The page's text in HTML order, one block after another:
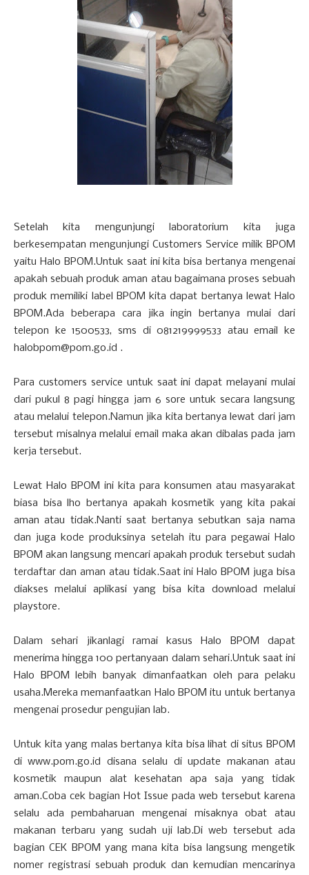
Setelah kita mengunjungi laboratorium kita juga
berkesempatan mengunjungi Customers Service milik BPOM
yaitu Halo BPOM.Untuk saat ini kita bisa bertanya mengenai
apakah sebuah produk aman atau bagaimana proses sebuah
produk memiliki label BPOM kita dapat bertanya lewat Halo
BPOM.Ada beberapa cara jika ingin bertanya mulai dari
telepon ke 1500533, sms di 081219999533 atau email ke
halobpom@pom.go.id .
Para customers service untuk saat ini dapat melayani mulai
dari pukul 8 pagi hingga jam 6 sore untuk secara langsung
atau melalui telepon.Namun jika kita bertanya lewat dari jam
tersebut misalnya melalui email maka akan dibalas pada jam
kerja tersebut.
Lewat Halo BPOM ini kita para konsumen atau masyarakat
biasa bisa lho bertanya apakah kosmetik yang kita pakai
aman atau tidak.Nanti saat bertanya sebutkan saja nama
dan juga kode produksinya setelah itu para pegawai Halo
BPOM akan langsung mencari apakah produk tersebut sudah
terdaftar dan aman atau tidak.Saat ini Halo BPOM juga bisa
diakses melalui aplikasi yang bisa kita download melalui
playstore.
Dalam sehari jikanlagi ramai kasus Halo BPOM dapat
menerima hingga 100 pertanyaan dalam sehari.Untuk saat ini
Halo BPOM lebih banyak dimanfaatkan oleh para pelaku
usaha.Mereka memanfaatkan Halo BPOM itu untuk bertanya
mengenai prosedur pengujian lab.
Untuk kita yang malas bertanya kita bisa lihat di situs BPOM
di www.pom.go.id disana selalu di update makanan atau
kosmetik maupun alat kesehatan apa saja yang tidak
aman.Coba cek bagian Hot Issue pada web tersebut karena
selalu ada pembaharuan mengenai misaknya obat atau
makanan terbaru yang sudah uji lab.Di web tersebut ada
bagian CEK BPOM yang mana kita bisa langsung mengetik
nomer registrasi sebuah produk dan kemudian mencarinya